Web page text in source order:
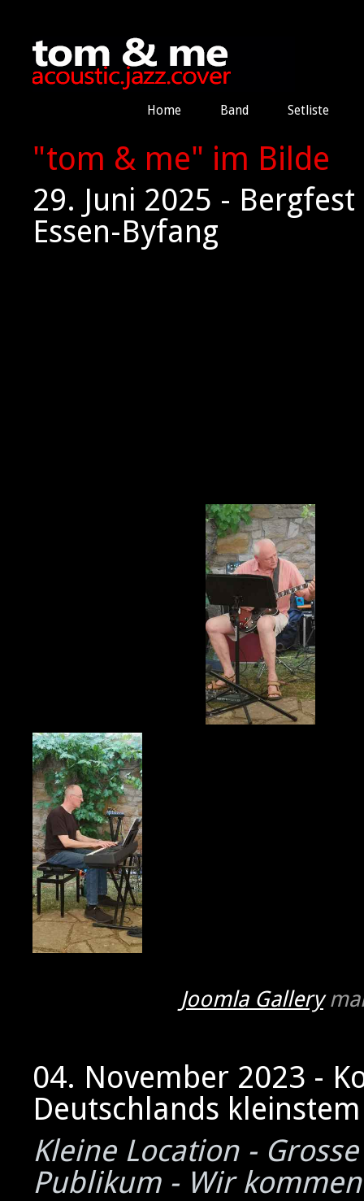
Home Band Setliste
"tom & me" im Bilde
29. Juni 2025 -
Essen-Byfang
Joomla Gallery
04. November 2023 -
Deutschlands
Kleine Location -
Publikum - Wir